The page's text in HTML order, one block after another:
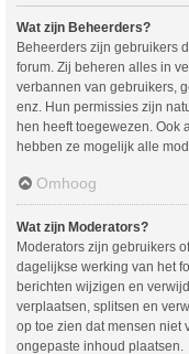
Wat zijn Beheerders?
Beheerders zijn gebruikers
forum. Zij beheren alles in
verbannen van gebruikers,
enz. Hun permissies zijn
hen heeft toegewezen. Ook
hebben ze mogelijk alle
Omhoog
Wat zijn Moderators?
Moderators zijn gebruikers
dagelijkse werking van het
berichten wijzigen en
verplaatsen, splitsen en
op toe zien dat mensen niet
ongepaste inhoud plaatsen.